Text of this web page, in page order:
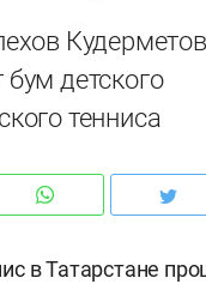
детского
тенниса
в Татарстане